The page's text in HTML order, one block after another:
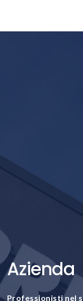
Azienda
Professionisti nel